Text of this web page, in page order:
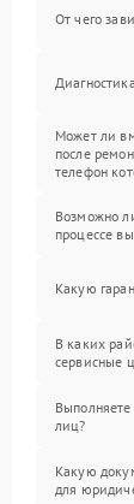
От чего
Может ли
после
телефон
Возможно
процессе
Какую
В каких
сервисные
лиц?
Какую
для